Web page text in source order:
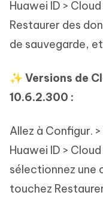
Huawei ID >
Restaurer des
de sauvegarde,
✨ Versions de
10.6.2.300 :
Allez à Configur.
Huawei ID >
sélectionnez une
touchez